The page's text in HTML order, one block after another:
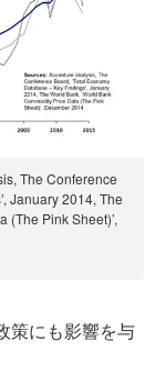
The Conference
January 2014, The
(The Pink Sheet)’,
策にも影響を与